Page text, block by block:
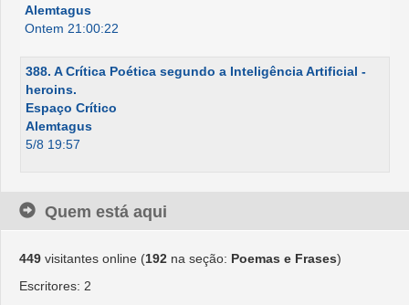
Alemtagus
Ontem 21:00:22
388. A Crítica Poética segundo a Inteligência Artificial -
heroins.
Espaço Crítico
Alemtagus
5/8 19:57
Quem está aqui
449 visitantes online (192 na seção: Poemas e Frases)
Escritores: 2